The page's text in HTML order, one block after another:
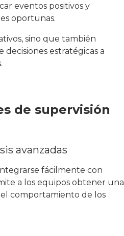
eventos positivos y
oportunas.
sino que también
estratégicas a
de supervisión
avanzadas
fácilmente con
a los equipos obtener una
comportamiento de los